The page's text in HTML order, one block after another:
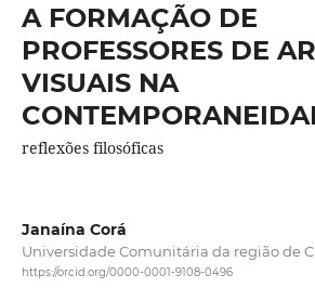
A FORMAÇÃO DE
PROFESSORES DE
VISUAIS NA
reflexões filosóficas
Janaína Corá
Universidade Comunitária da região de
https://orcid.org/0000-0001-9108-0496